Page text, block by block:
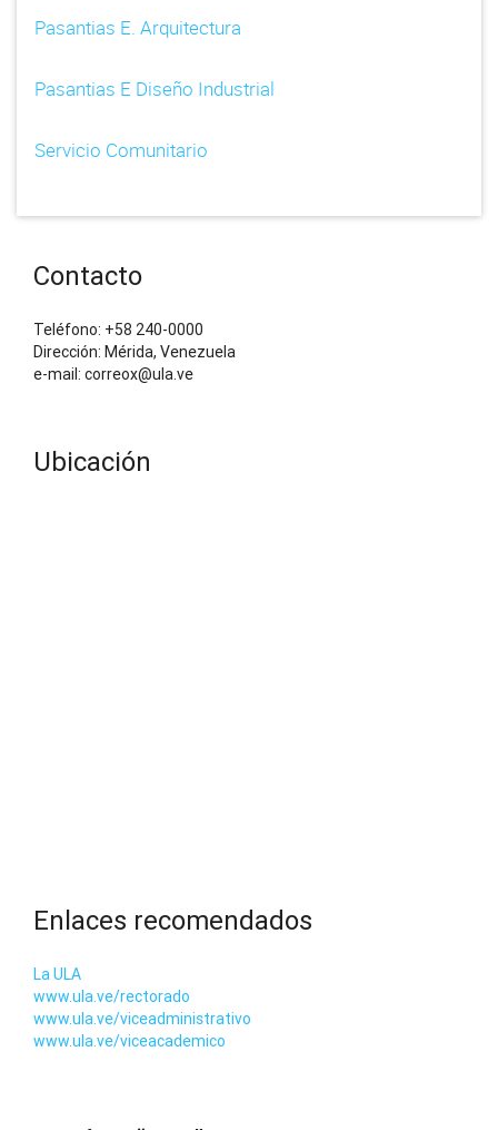
Pasantias E. Arquitectura
Pasantias E Diseño Industrial
Servicio Comunitario
Contacto
Teléfono: +58 240-0000
Dirección: Mérida, Venezuela
e-mail: correox@ula.ve
Ubicación
Enlaces recomendados
La ULA
www.ula.ve/rectorado
www.ula.ve/viceadministrativo
www.ula.ve/viceacademico